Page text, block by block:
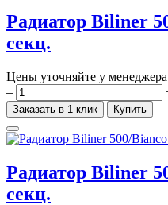
Радиатор Biliner
секц.
Цены уточняйте у менеджера
–
Заказать в 1 клик Купить
Радиатор Biliner
секц.